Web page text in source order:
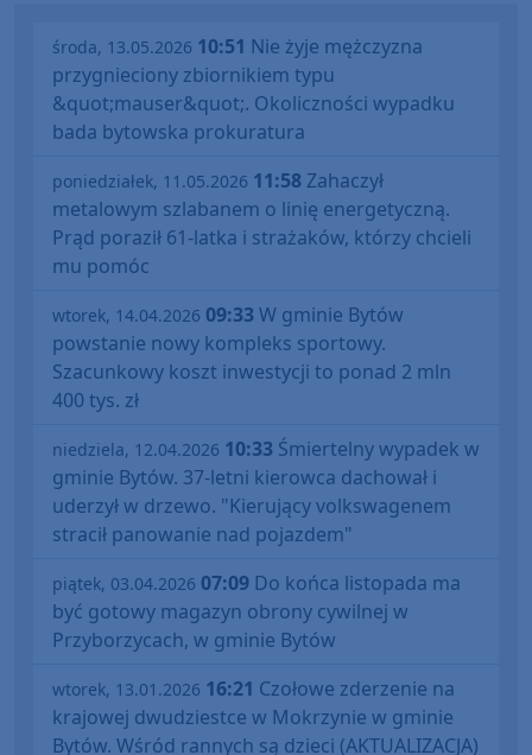
środa, 13.05.2026 10:51 Nie żyje mężczyzna
przygnieciony zbiornikiem typu
&quot;mauser&quot;. Okoliczności wypadku
bada bytowska prokuratura
poniedziałek, 11.05.2026 11:58 Zahaczył
metalowym szlabanem o linię energetyczną.
Prąd poraził 61-latka i strażaków, którzy chcieli
mu pomóc
wtorek, 14.04.2026 09:33W gminie Bytów
powstanie nowy kompleks sportowy.
Szacunkowy koszt inwestycji to ponad 2 mln
400 tys. zł
niedziela, 12.04.2026 10:33 Śmiertelny wypadek w
gminie Bytów. 37-letni kierowca dachował i
uderzył w drzewo. "Kierujący volkswagenem
stracił panowanie nad pojazdem"
piątek, 03.04.2026 07:09 Do końca listopada ma
być gotowy magazyn obrony cywilnej w
Przyborzycach, w gminie Bytów
wtorek, 13.01.2026 16:21 Czołowe zderzenie na
krajowej dwudziestce w Mokrzynie w gminie
Bytów. Wśród rannych są dzieci (AKTUALIZACJA)